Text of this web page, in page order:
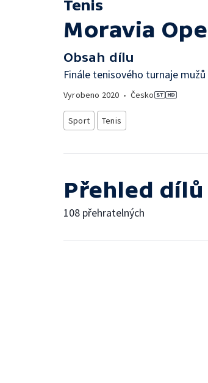
Tenis
Moravia
Obsah dílu
Finále tenisového turnaje
Vyrobeno 2020 • Česko
Sport Tenis
Přehled dílů
108 přehratelných